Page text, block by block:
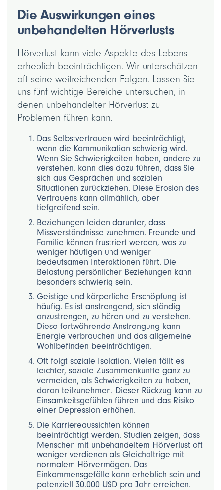
Die Auswirkungen eines
unbehandelten Hörverlusts
Hörverlust kann viele Aspekte des Lebens
erheblich beeinträchtigen. Wir unterschätzen
oft seine weitreichenden Folgen. Lassen Sie
uns fünf wichtige Bereiche untersuchen, in
denen unbehandelter Hörverlust zu
Problemen führen kann.
Das Selbstvertrauen wird beeinträchtigt,
wenn die Kommunikation schwierig wird.
Wenn Sie Schwierigkeiten haben, andere zu
verstehen, kann dies dazu führen, dass Sie
sich aus Gesprächen und sozialen
Situationen zurückziehen. Diese Erosion des
Vertrauens kann allmählich, aber
tiefgreifend sein.
Beziehungen leiden darunter, dass
Missverständnisse zunehmen. Freunde und
Familie können frustriert werden, was zu
weniger häufigen und weniger
bedeutsamen Interaktionen führt. Die
Belastung persönlicher Beziehungen kann
besonders schwierig sein.
Geistige und körperliche Erschöpfung ist
häufig. Es ist anstrengend, sich ständig
anzustrengen, zu hören und zu verstehen.
Diese fortwährende Anstrengung kann
Energie verbrauchen und das allgemeine
Wohlbefinden beeinträchtigen.
Oft folgt soziale Isolation. Vielen fällt es
leichter, soziale Zusammenkünfte ganz zu
vermeiden, als Schwierigkeiten zu haben,
daran teilzunehmen. Dieser Rückzug kann zu
Einsamkeitsgefühlen führen und das Risiko
einer Depression erhöhen.
Die Karriereaussichten können
beeinträchtigt werden. Studien zeigen, dass
Menschen mit unbehandeltem Hörverlust oft
weniger verdienen als Gleichaltrige mit
normalem Hörvermögen. Das
Einkommensgefälle kann erheblich sein und
potenziell 30.000 USD pro Jahr erreichen.